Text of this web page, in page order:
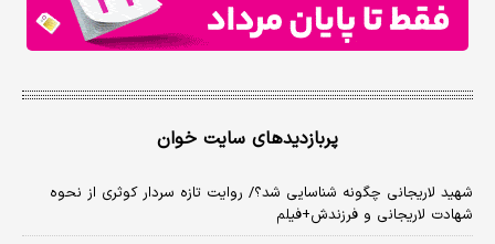
پربازدیدهای سایت خوان
شهید لاریجانی چگونه شناسایی شد؟/ روایت تازه سردار کوثری از نحوه
شهادت لاریجانی و فرزندش+فیلم